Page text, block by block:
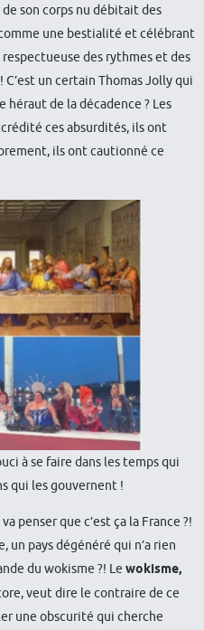
son corps nu débitait des
une bestialité et célébrant
des rythmes et des
un certain Thomas Jolly qui
héraut de la décadence ? Les
ces absurdités, ils ont
ils ont cautionné ce
à se faire dans les temps qui
qui les gouvernent !
penser que c’est ça la France ?!
un pays dégénéré qui n’a rien
du wokisme ?! Le wokisme,
veut dire le contraire de ce
une obscurité qui cherche